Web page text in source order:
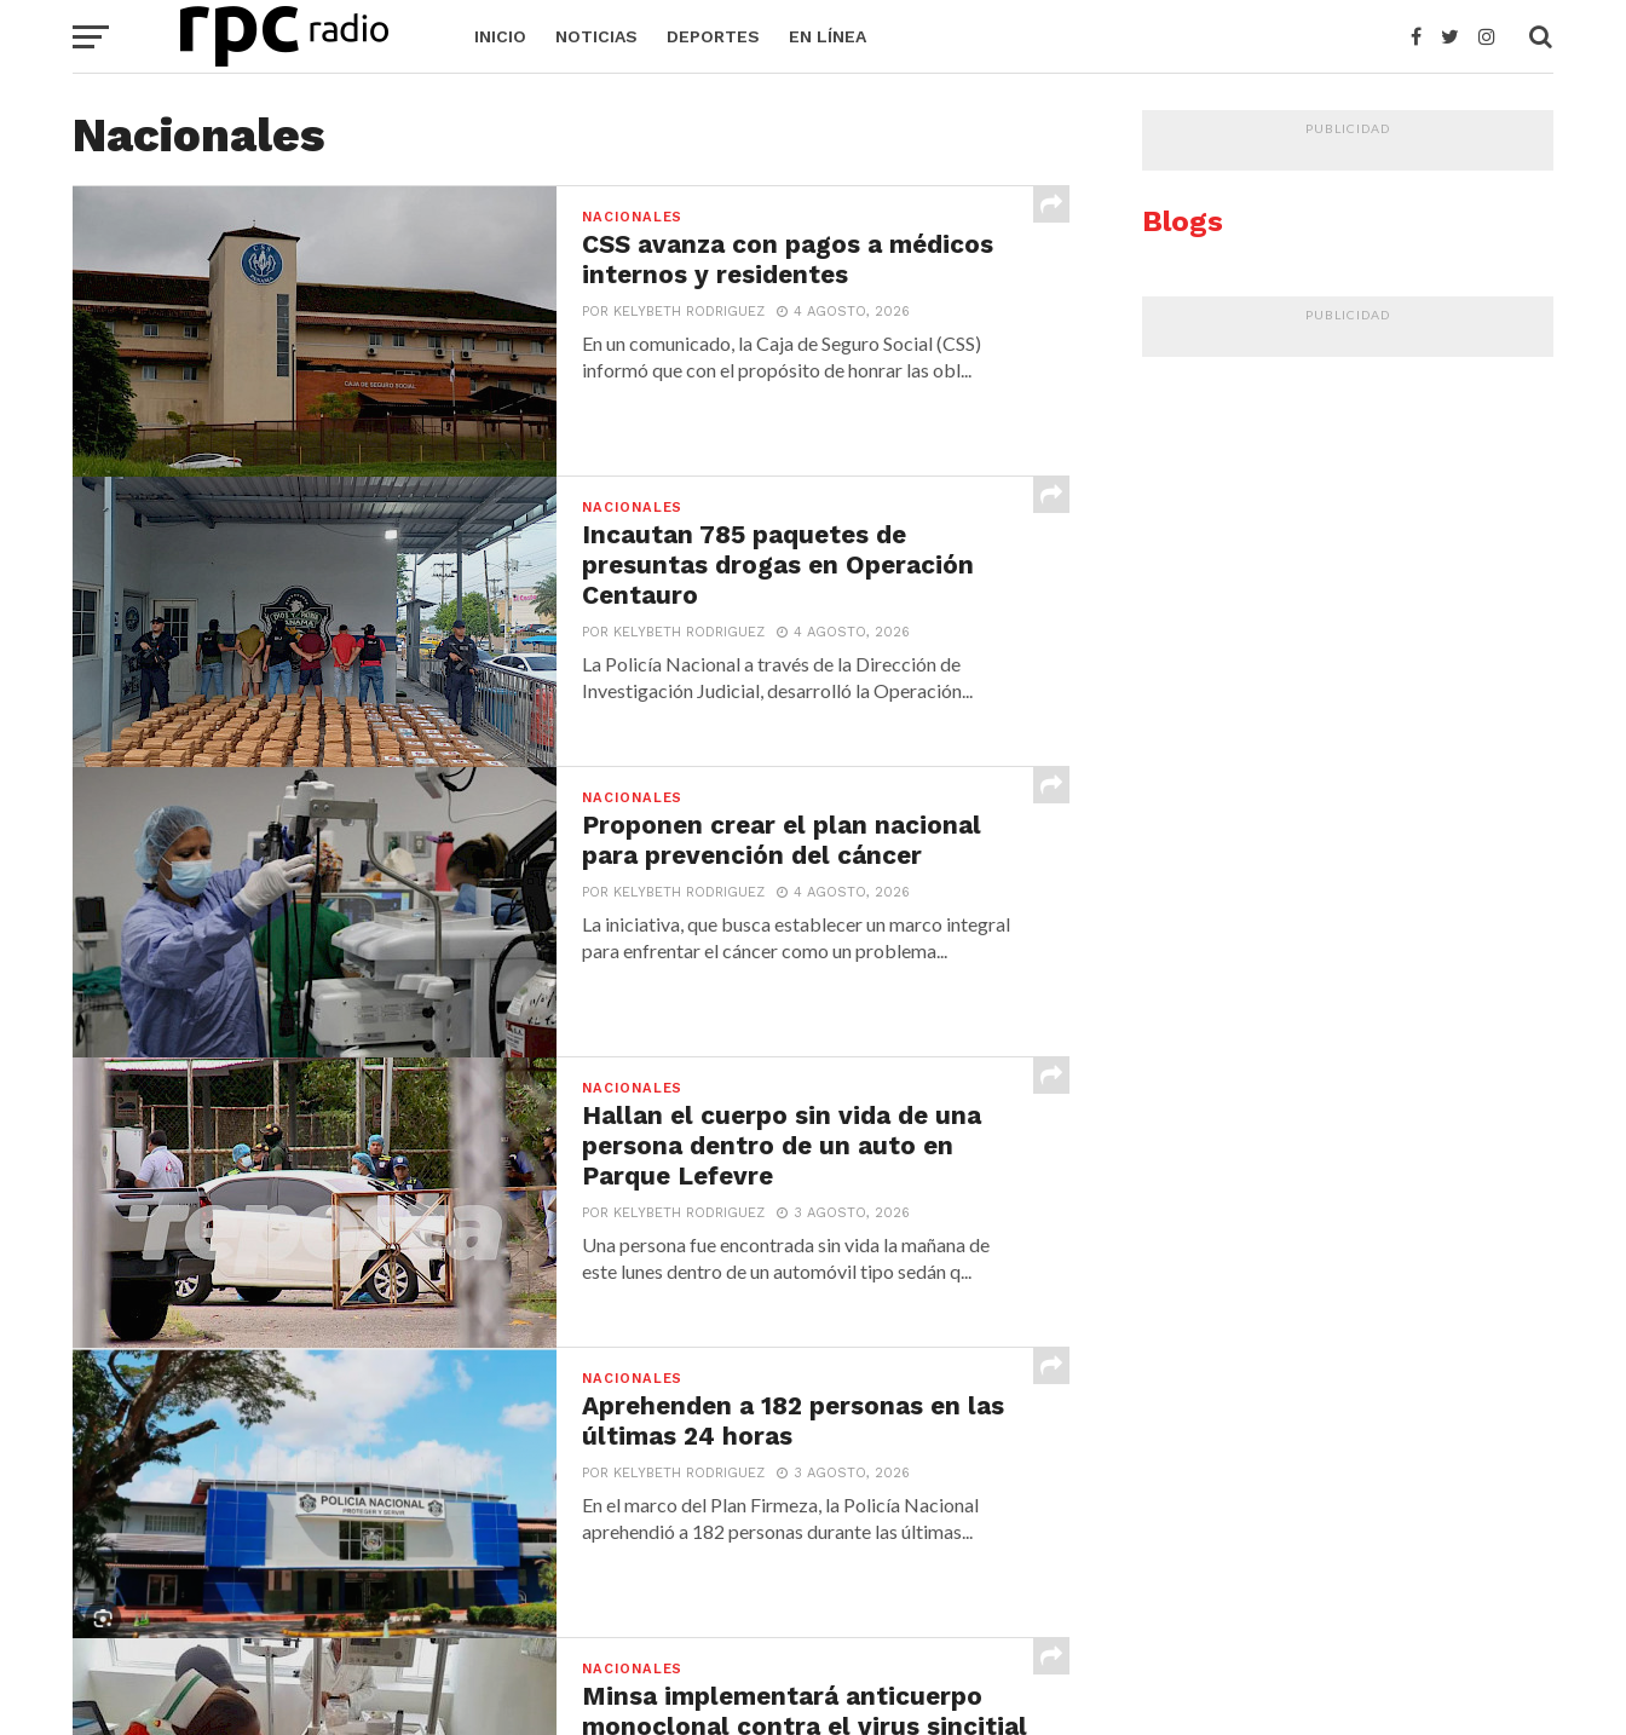
INICIO NOTICIAS DEPORTES EN LÍNEA
Nacionales
NACIONALES
CSS avanza con pagos a médicos
internos y residentes
POR KELYBETH RODRIGUEZ 4 AGOSTO, 2026
En un comunicado, la Caja de Seguro Social (CSS)
informó que con el propósito de honrar las obl...
NACIONALES
Incautan 785 paquetes de
presuntas drogas en Operación
Centauro
POR KELYBETH RODRIGUEZ 4 AGOSTO, 2026
La Policía Nacional a través de la Dirección de
Investigación Judicial, desarrolló la Operación...
NACIONALES
Proponen crear el plan nacional
para prevención del cáncer
POR KELYBETH RODRIGUEZ 4 AGOSTO, 2026
La iniciativa, que busca establecer un marco integral
para enfrentar el cáncer como un problema...
NACIONALES
Hallan el cuerpo sin vida de una
persona dentro de un auto en
Parque Lefevre
POR KELYBETH RODRIGUEZ 3 AGOSTO, 2026
Una persona fue encontrada sin vida la mañana de
este lunes dentro de un automóvil tipo sedán q...
NACIONALES
Aprehenden a 182 personas en las
últimas 24 horas
POR KELYBETH RODRIGUEZ 3 AGOSTO, 2026
En el marco del Plan Firmeza, la Policía Nacional
aprehendió a 182 personas durante las últimas...
NACIONALES
Minsa implementará anticuerpo
monoclonal contra el virus sincitial
PUBLICIDAD
Blogs
PUBLICIDAD